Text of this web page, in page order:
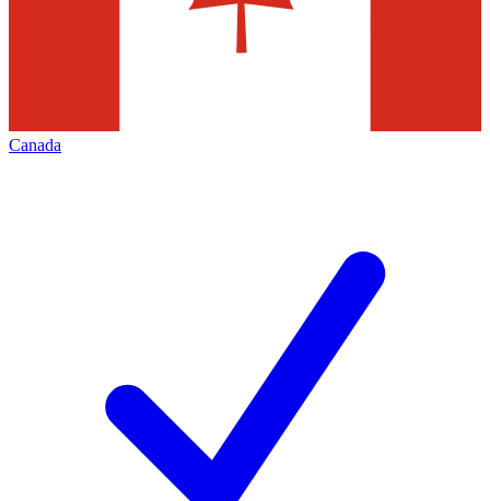
Canada